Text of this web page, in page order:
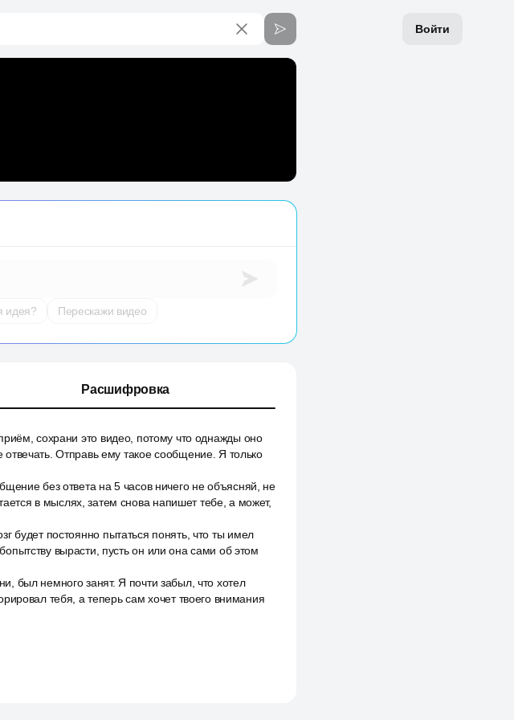
Войти
идея? Перескажи видео
Расшифровка
сохрани это видео, потому что однажды оно
отвечать. Отправь ему такое сообщение. Я только
без ответа на 5 часов ничего не объясняй, не
в мыслях, затем снова напишет тебе, а может,
будет постоянно пытаться понять, что ты имел
вырасти, пусть он или она сами об этом
был немного занят. Я почти забыл, что хотел
тебя, а теперь сам хочет твоего внимания